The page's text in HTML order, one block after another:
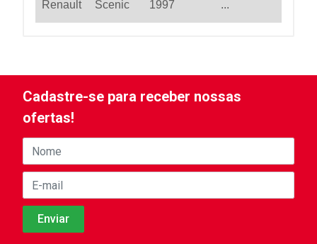
Renault Scenic 1997 ...
Cadastre-se para receber nossas
ofertas!